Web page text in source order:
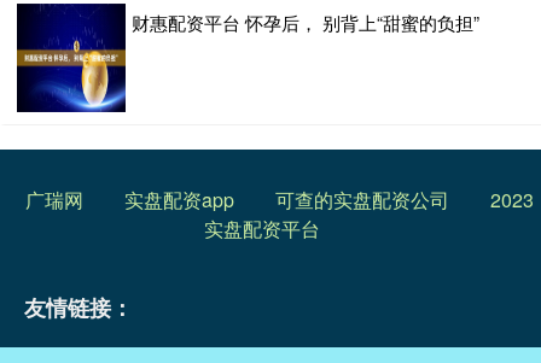
财惠配资平台 怀孕后， 别背上“甜蜜的负担”
广瑞网 实盘配资app 可查的实盘配资公司
2023
实盘配资平台
友情链接：